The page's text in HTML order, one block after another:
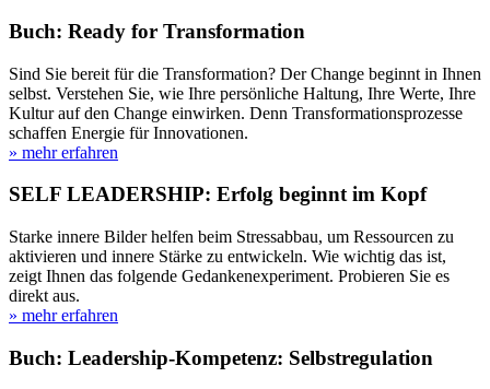
Buch: Ready for Transformation
Sind Sie bereit für die Transformation? Der Change beginnt in Ihnen
selbst. Verstehen Sie, wie Ihre persönliche Haltung, Ihre Werte, Ihre
Kultur auf den Change einwirken. Denn Transformationsprozesse
schaffen Energie für Innovationen.
» mehr erfahren
SELF LEADERSHIP: Erfolg beginnt im Kopf
Starke innere Bilder helfen beim Stressabbau, um Ressourcen zu
aktivieren und innere Stärke zu entwickeln. Wie wichtig das ist,
zeigt Ihnen das folgende Gedankenexperiment. Probieren Sie es
direkt aus.
» mehr erfahren
Buch: Leadership-Kompetenz: Selbstregulation